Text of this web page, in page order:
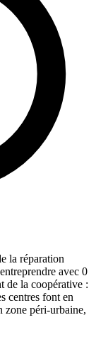
la réparation
avec 0
de la coopérative :
centres font en
zone péri-urbaine,